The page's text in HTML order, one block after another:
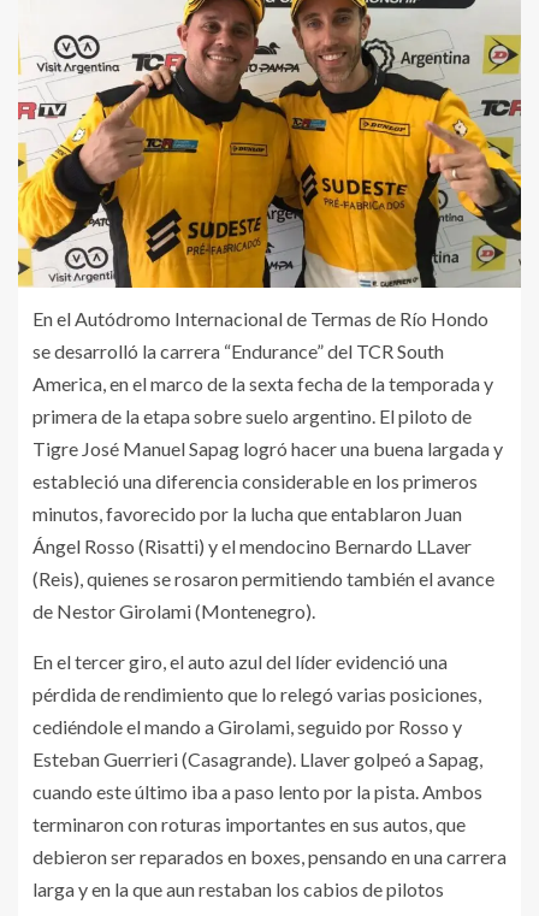
En el Autódromo Internacional de Termas de Río Hondo
se desarrolló la carrera “Endurance” del TCR South
America, en el marco de la sexta fecha de la temporada y
primera de la etapa sobre suelo argentino. El piloto de
Tigre José Manuel Sapag logró hacer una buena largada y
estableció una diferencia considerable en los primeros
minutos, favorecido por la lucha que entablaron Juan
Ángel Rosso (Risatti) y el mendocino Bernardo LLaver
(Reis), quienes se rosaron permitiendo también el avance
de Nestor Girolami (Montenegro).
En el tercer giro, el auto azul del líder evidenció una
pérdida de rendimiento que lo relegó varias posiciones,
cediéndole el mando a Girolami, seguido por Rosso y
Esteban Guerrieri (Casagrande). Llaver golpeó a Sapag,
cuando este último iba a paso lento por la pista. Ambos
terminaron con roturas importantes en sus autos, que
debieron ser reparados en boxes, pensando en una carrera
larga y en la que aun restaban los cabios de pilotos